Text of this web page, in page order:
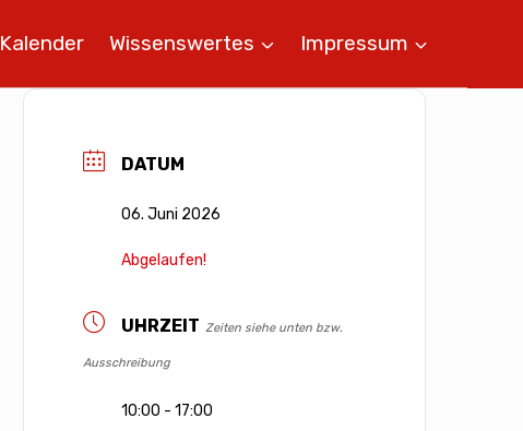
Kalender Wissenswertes Impressum
DATUM
06. Juni 2026
Abgelaufen!
UHRZEIT Zeiten siehe unten bzw.
Ausschreibung
10:00 - 17:00